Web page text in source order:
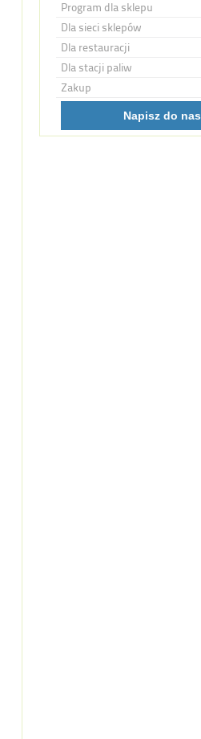
Program dla sklepu
Dla sieci sklepów
Dla restauracji
Dla stacji paliw
Zakup
Napisz do nas